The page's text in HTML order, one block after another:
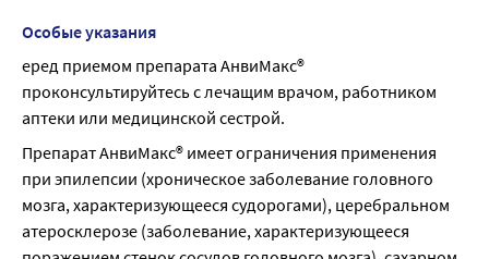
Особые указания
еред приемом препарата АнвиМакс®
проконсультируйтесь с лечащим врачом, работником
аптеки или медицинской сестрой.
Препарат АнвиМакс® имеет ограничения применения
при эпилепсии (хроническое заболевание головного
мозга, характеризующееся судорогами), церебральном
атеросклерозе (заболевание, характеризующееся